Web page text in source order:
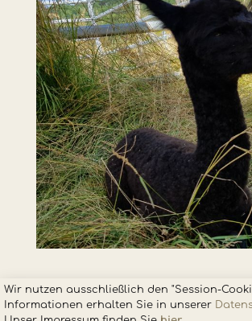
Wir nutzen ausschließlich den "Session-
Informationen erhalten Sie in unserer